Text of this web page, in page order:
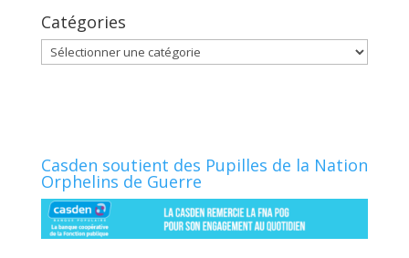
Catégories
Catégories
Casden soutient des Pupilles de la Nation
Orphelins de Guerre